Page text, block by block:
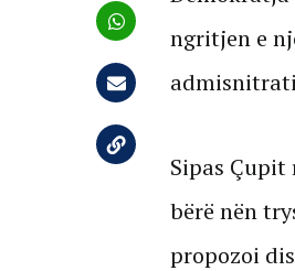
ngritjen e
Sipas
bërë nën
propozoi